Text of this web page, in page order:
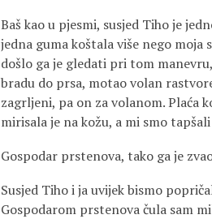
Baš kao u pjesmi, susjed Tiho je
jedna guma koštala više nego
došlo ga je gledati pri tom
bradu do prsa, motao volan
zagrljeni, pa on za volanom. Plaća
mirisala je na kožu, a mi smo
Gospodar prstenova, tako ga je
Susjed Tiho i ja uvijek bismo
Gospodarom prstenova čula sam